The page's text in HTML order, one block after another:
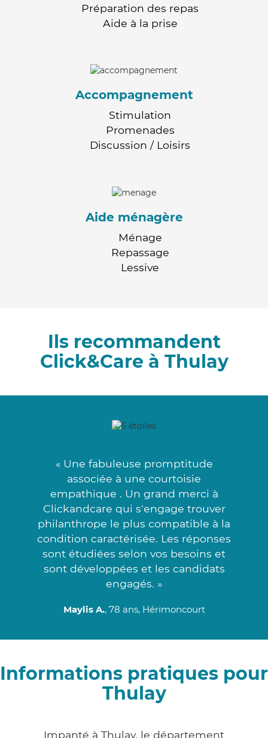
Préparation des repas
Aide à la prise
Accompagnement
Stimulation
Promenades
Discussion / Loisirs
Aide ménagère
Ménage
Repassage
Lessive
Ils recommandent
Click&Care à Thulay
« Une fabuleuse promptitude
associée à une courtoisie
empathique . Un grand merci à
Clickandcare qui s'engage trouver
philanthrope le plus compatible à la
condition caractérisée. Les réponses
sont étudiées selon vos besoins et
sont développées et les candidats
engagés. »
Maylis A., 78 ans, Hérimoncourt
Informations pratiques pour
Thulay
Impanté à Thulay, le département